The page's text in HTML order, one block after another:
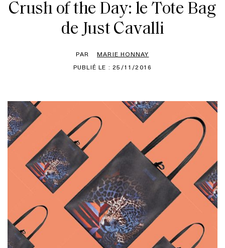
Crush of the Day: le Tote Bag
de Just Cavalli
PAR
MARIE HONNAY
PUBLIÉ LE : 25/11/2016